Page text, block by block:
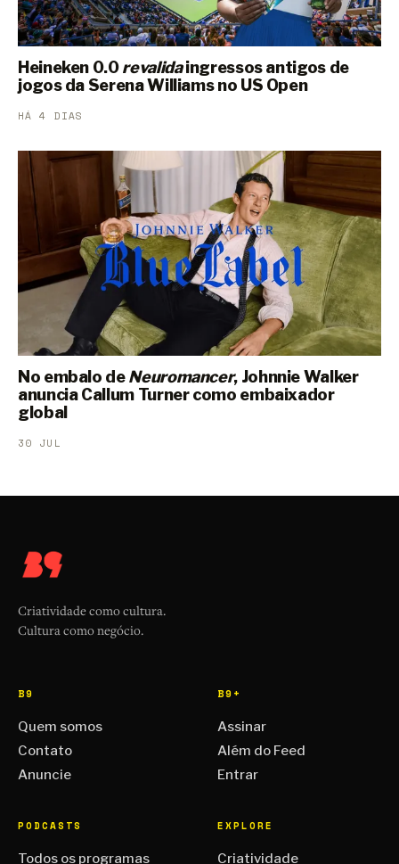
Heineken 0.0revalidaingressos antigos de
jogos da Serena Williams no US Open
HÁ 4 DIAS
No embalo deNeuromancer, Johnnie Walker
anuncia Callum Turner como embaixador
global
30 JUL
Criatividade como cultura.
Cultura como negócio.
B9
Quem somos
Contato
Anuncie
B9+
Assinar
Além do Feed
Entrar
PODCASTS
Todos os programas
EXPLORE
Criatividade